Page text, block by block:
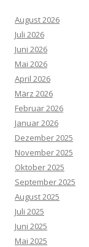
August 2026
Juli 2026
Juni 2026
Mai 2026
April 2026
März 2026
Februar 2026
Januar 2026
Dezember 2025
November 2025
Oktober 2025
September 2025
August 2025
Juli 2025
Juni 2025
Mai 2025